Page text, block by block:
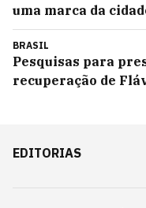
uma marca da
BRASIL
Pesquisas para
recuperação de
EDITORIAS